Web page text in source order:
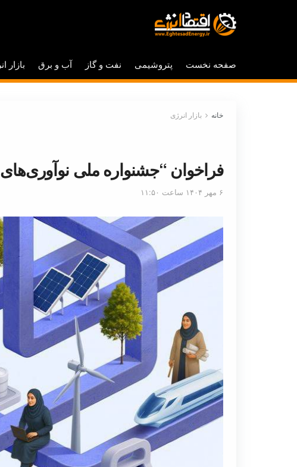
صفحه نخست پتروشیمی نفت و گاز آب و برق بازار
خانه بازار انرژی
فراخوان “جشنواره ملی
۶ مهر ۱۴۰۴ ساعت ۱۱:۵۰